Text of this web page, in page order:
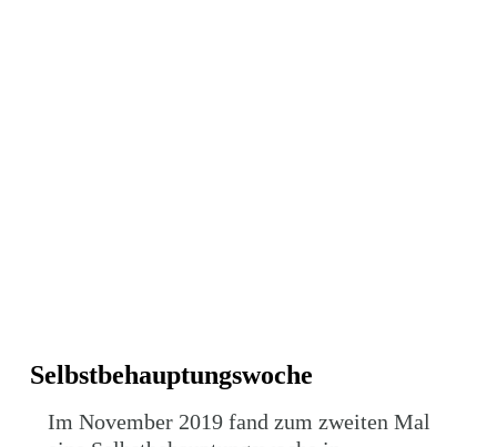
Selbstbehauptungswoche
Im November 2019 fand zum zweiten Mal